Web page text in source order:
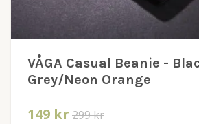
VÅGA Casual Beanie -
Grey/Neon Orange
149 kr 299 kr